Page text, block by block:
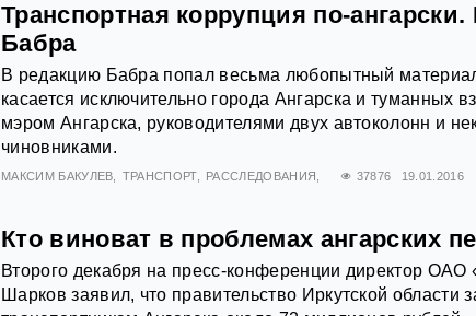
Транспортная коррупция по-
Бабра
В редакцию Бабра попал весьма любопытный
касается исключительно города Ангарска и туманных
мэром Ангарска, руководителями двух автоколонн и
чиновниками.
МАКСИМ БАКУЛЕВ ТРАНСПОРТ РАССЛЕДОВАНИЯ 37876 19.01.2016
Кто виноват в проблемах ангарских
Второго декабря на пресс-конференции директор ОАО
Шарков заявил, что правительство Иркутской области